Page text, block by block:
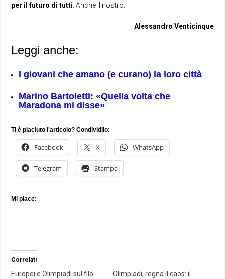
per il futuro di tutti . Anche il nostro.
Alessandro Venticinque
Leggi anche:
I giovani che amano (e curano) la loro città
Marino Bartoletti: «Quella volta che
Maradona mi disse»
Ti è piaciuto l'articolo? Condividilo:
Facebook X WhatsApp
Telegram Stampa
Mi piace:
Correlati
Europei e Olimpiadi sul filo
Olimpiadi, regna il caos: il